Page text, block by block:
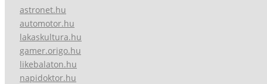
astronet.hu
automotor.hu
lakaskultura.hu
gamer.origo.hu
likebalaton.hu
napidoktor.hu